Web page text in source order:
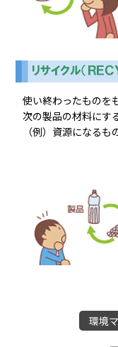
使い終わったものを
次の製品の材料にす
（例）資源になるも
環境